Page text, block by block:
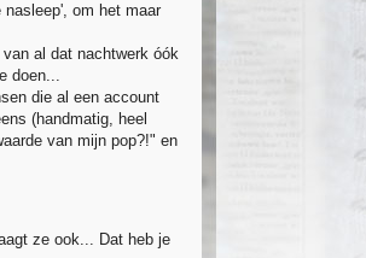
om het maar
al dat nachtwerk óók
doen...
die al een account
(handmatig, heel
van mijn pop?!" en
ze ook... Dat heb je